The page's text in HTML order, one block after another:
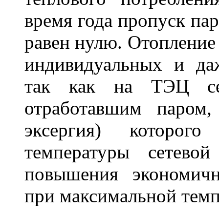
время года пропуск
равен нулю.
индивидуальных и
так как на ТЭЦ
отработавшим
эксергия)
температуры
повышения
при максимальной